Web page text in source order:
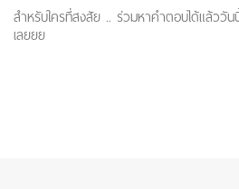
สำหรับใครที่สงสัย .. ร่วมหาคำตอบได้แล้ววัน
เลยยย